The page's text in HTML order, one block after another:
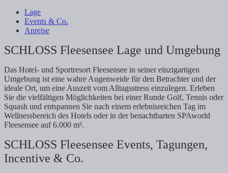
Lage
Events & Co.
Anreise
SCHLOSS Fleesensee Lage und Umgebung
Das Hotel- und Sportresort Fleesensee in seiner einzigartigen
Umgebung ist eine wahre Augenweide für den Betrachter und der
ideale Ort, um eine Auszeit vom Alltagsstress einzulegen. Erleben
Sie die vielfältigen Möglichkeiten bei einer Runde Golf, Tennis oder
Squash und entspannen Sie nach einem erlebnisreichen Tag im
Wellnessbereich des Hotels oder in der benachtbarten SPAworld
Fleesensee auf 6.000 m².
SCHLOSS Fleesensee Events, Tagungen,
Incentive & Co.